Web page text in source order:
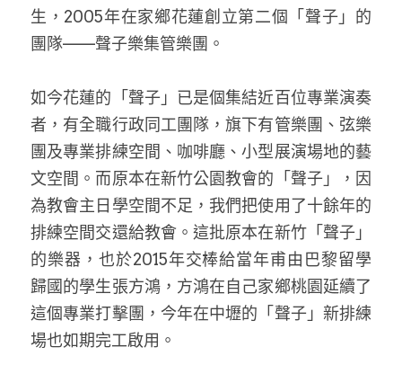
生，2005年在家鄉花蓮創立第二個「聲子」的
團隊——聲子樂集管樂團。
如今花蓮的「聲子」已是個集結近百位專業演奏
者，有全職行政同工團隊，旗下有管樂團、弦樂
團及專業排練空間、咖啡廳、小型展演場地的藝
文空間。而原本在新竹公園教會的「聲子」，因
為教會主日學空間不足，我們把使用了十餘年的
排練空間交還給教會。這批原本在新竹「聲子」
的樂器，也於2015年交棒給當年甫由巴黎留學
歸國的學生張方鴻，方鴻在自己家鄉桃園延續了
這個專業打擊團，今年在中壢的「聲子」新排練
場也如期完工啟用。